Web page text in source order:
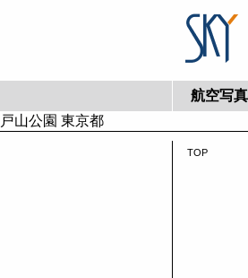
航空写
戸山公園 東京都
TOP